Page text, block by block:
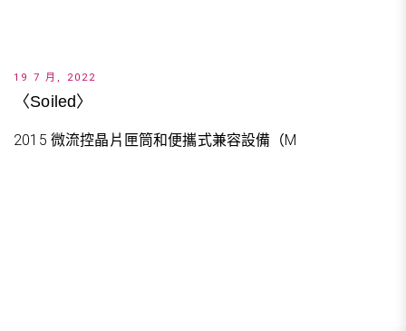
19 7 月, 2022
〈Soiled〉
2015 微流控晶片匣筒和便攜式兼容設備（M